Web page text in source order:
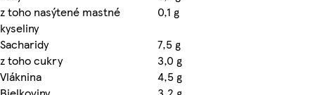
z toho nasýtené mastné
kyseliny
0,1 g
Sacharidy
7,5 g
z toho cukry
3,0 g
Vláknina
4,5 g